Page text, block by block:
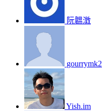
阮韞澂
gourrymk2
Yish.im